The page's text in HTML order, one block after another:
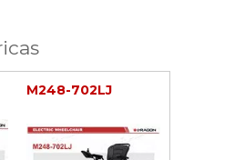
M248-702LJ